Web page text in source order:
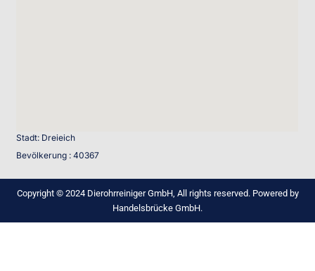
Stadt: Dreieich
Bevölkerung : 40367
Copyright © 2024 Dierohrreiniger GmbH, All rights reserved. Powered by
Handelsbrücke GmbH.